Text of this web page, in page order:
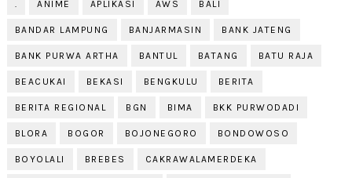
. ANIME APLIKASI AWS BALI
BANDAR LAMPUNG BANJARMASIN BANK JATENG
BANK PURWA ARTHA BANTUL BATANG BATU RAJA
BEACUKAI BEKASI BENGKULU BERITA
BERITA REGIONAL BGN BIMA BKK PURWODADI
BLORA BOGOR BOJONEGORO BONDOWOSO
BOYOLALI BREBES CAKRAWALAMERDEKA